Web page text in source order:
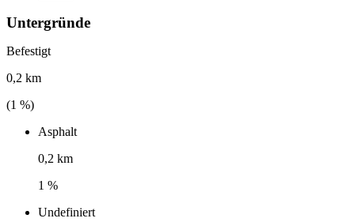
Untergründe
Befestigt
0,2 km
(1 %)
Asphalt
0,2 km
1 %
Undefiniert